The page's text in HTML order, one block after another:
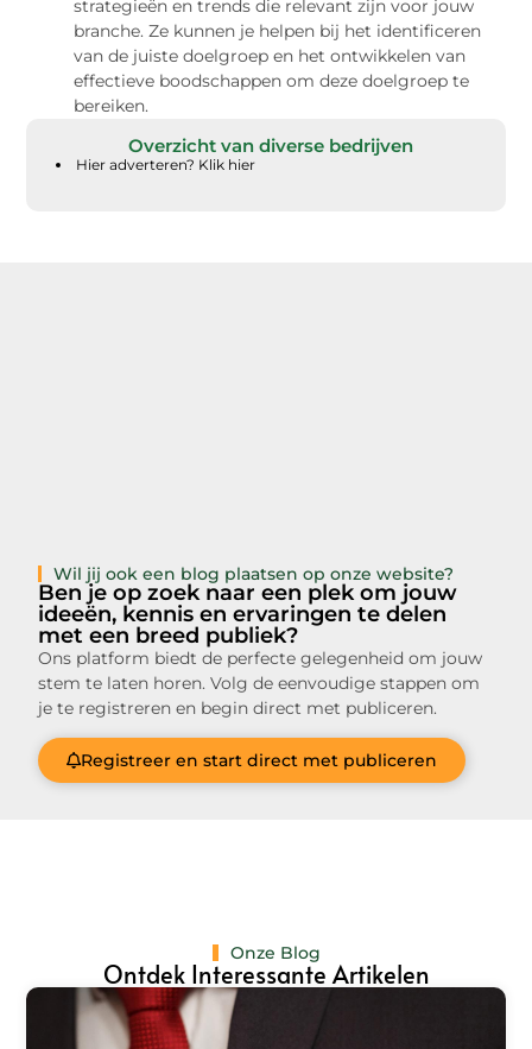
strategieën en trends die relevant zijn voor jouw
branche. Ze kunnen je helpen bij het identificeren
van de juiste doelgroep en het ontwikkelen van
effectieve boodschappen om deze doelgroep te
bereiken.
Overzicht van diverse bedrijven
Hier adverteren? Klik hier
Wil jij ook een blog plaatsen op onze website?
Ben je op zoek naar een plek om jouw
ideeën, kennis en ervaringen te delen
met een breed publiek?
Ons platform biedt de perfecte gelegenheid om jouw
stem te laten horen. Volg de eenvoudige stappen om
je te registreren en begin direct met publiceren.
Registreer en start direct met publiceren
Onze Blog
Ontdek Interessante Artikelen